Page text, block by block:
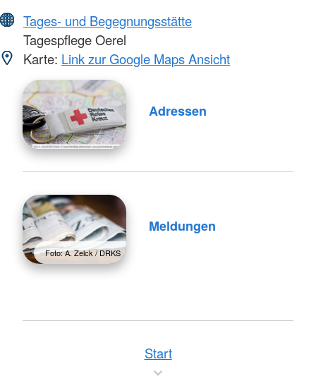
Tages- und Begegnungsstätte
Tagespflege Oerel
Karte: Link zur Google Maps Ansicht
Adressen
Foto: A. Zelck / DRKS
Meldungen
Start